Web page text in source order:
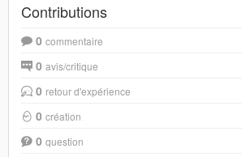
Contributions
0 commentaire
0 avis/critique
0 retour d'expérience
0 création
0 question